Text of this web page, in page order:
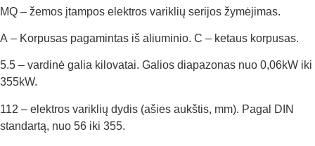
MQ – žemos įtampos elektros variklių serijos žymėjimas.
A – Korpusas pagamintas iš aliuminio. C – ketaus korpusas.
5.5 – vardinė galia kilovatai. Galios diapazonas nuo 0,06kW iki
355kW.
112 – elektros variklių dydis (ašies aukštis, mm). Pagal DIN
standartą, nuo 56 iki 355.